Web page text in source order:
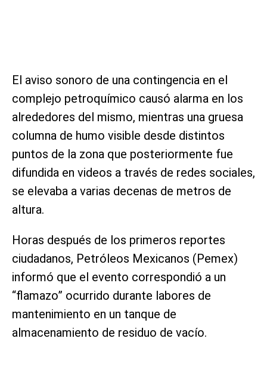
El aviso sonoro de una contingencia en el
complejo petroquímico causó alarma en los
alrededores del mismo, mientras una gruesa
columna de humo visible desde distintos
puntos de la zona que posteriormente fue
difundida en videos a través de redes sociales,
se elevaba a varias decenas de metros de
altura.
Horas después de los primeros reportes
ciudadanos, Petróleos Mexicanos (Pemex)
informó que el evento correspondió a un
“flamazo” ocurrido durante labores de
mantenimiento en un tanque de
almacenamiento de residuo de vacío.